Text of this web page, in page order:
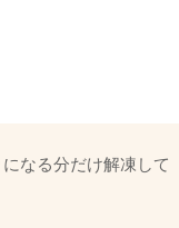
なる分だけ解凍して